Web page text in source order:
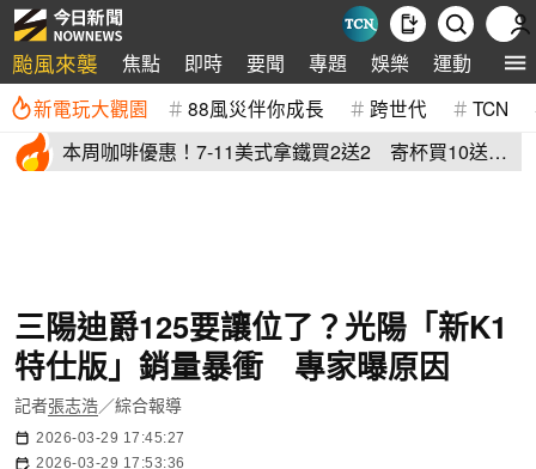
颱風來襲 焦點 即時 要聞 專題 娛樂 運動 全球
新電玩大觀園 88風災伴你成長 跨世代 TCN
本周咖啡優惠！7-11美式拿鐵買2送2 寄杯買10送
三陽迪爵125要讓位了？光陽「新K1
特仕版」銷量暴衝 專家曝原因
記者張志浩／綜合報導
2026-03-29 17:45:27
2026-03-29 17:53:36